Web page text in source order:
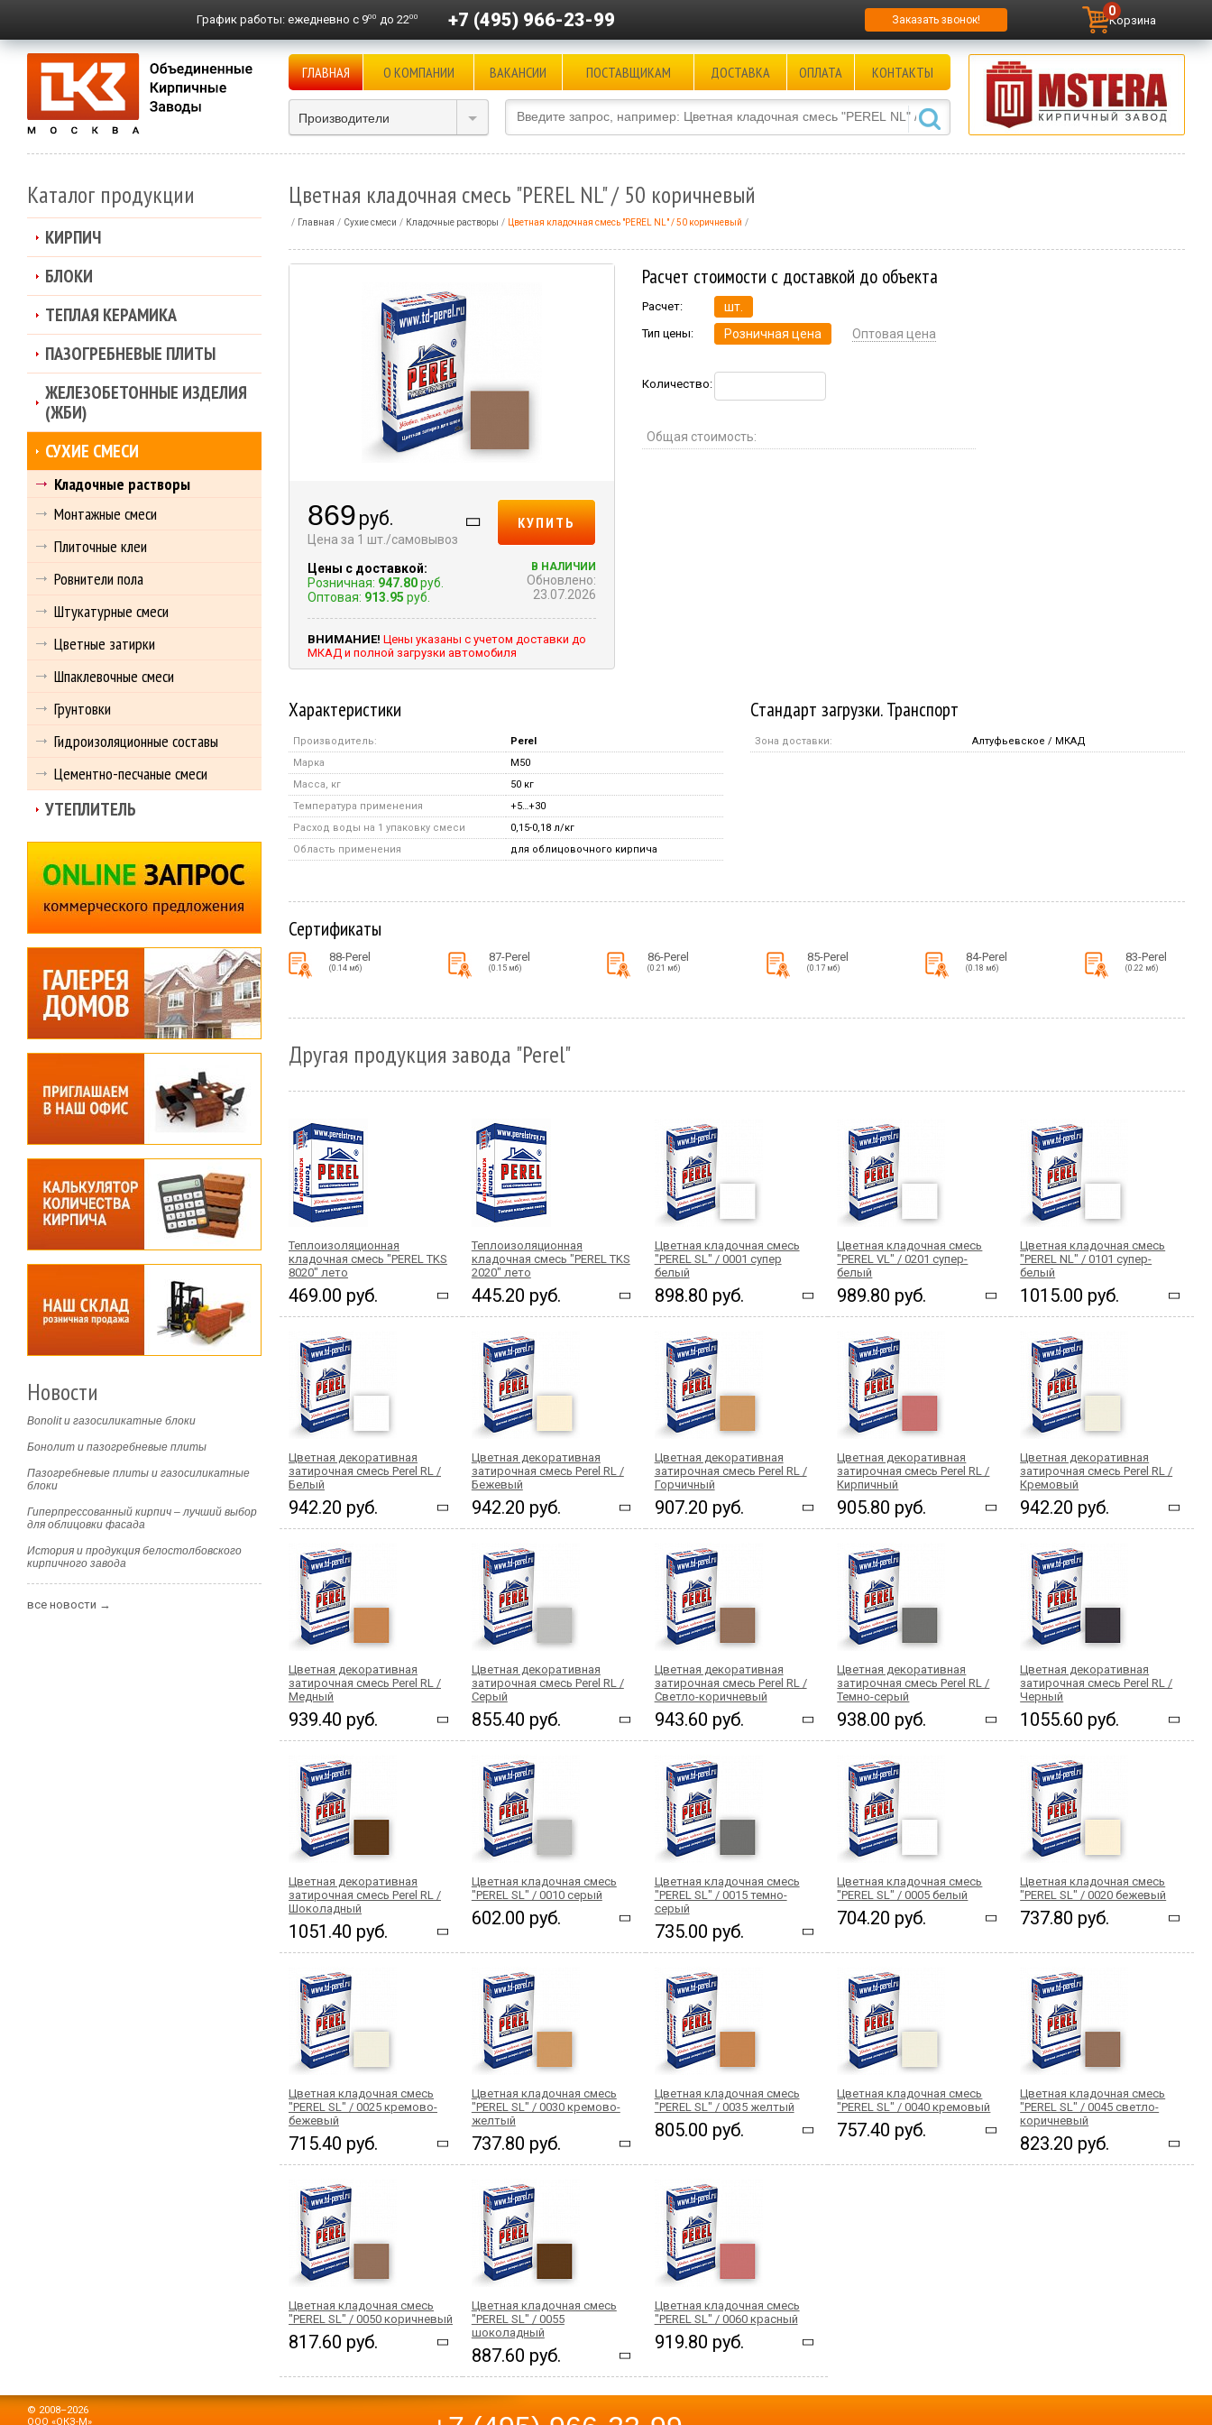
График работы: ежедневно с 900 до 2200 +7 (495) 966-23-99 Заказать звонок! Корзина
0
ГЛАВНАЯ О КОМПАНИИ ВАКАНСИИ ПОСТАВЩИКАМ ДОСТАВКА ОПЛАТА КОНТАКТЫ
Производители
Цветная кладочная смесь "PEREL NL" / 50 коричневый
Главная Сухие смеси Кладочные растворы Цветная кладочная смесь "PEREL NL" / 50 коричневый
869 руб.
Цена за 1 шт./самовывоз
Цены с доставкой:
Розничная: 947.80руб.
Оптовая: 913.95 руб.
КУПИТЬ
В НАЛИЧИИ
Обновлено:
23.07.2026
ВНИМАНИЕ! Цены указаны с учетом доставки до
МКАД и полной загрузки автомобиля
Расчет стоимости с доставкой до объекта
Расчет: шт.
Тип цены: Розничная цена Оптовая цена
Количество:
Общая стоимость:
Характеристики
Производитель:
Perel
Марка
M50
Масса, кг
50 кг
Температура применения
+5…+30
Расход воды на 1 упаковку смеси
0,15-0,18 л/кг
Область применения
для облицовочного кирпича
Стандарт загрузки. Транспорт
Зона доставки: Алтуфьевское / МКАД
Сертификаты
88-Perel
(0.14 мб)
87-Perel
(0.15 мб)
86-Perel
(0.21 мб)
85-Perel
(0.17 мб)
84-Perel
(0.18 мб)
83-Perel
(0.22 мб)
Другая продукция завода "Perel"
Теплоизоляционная
кладочная смесь "PEREL TKS
8020" лето
469.00 руб.
Теплоизоляционная
кладочная смесь "PEREL TKS
2020" лето
445.20 руб.
Цветная кладочная смесь
"PEREL SL" / 0001 супер
белый
898.80 руб.
Цветная кладочная смесь
"PEREL VL" / 0201 супер-
белый
989.80 руб.
Цветная кладочная смесь
"PEREL NL" / 0101 супер-
белый
1015.00 руб.
Цветная декоративная
затирочная смесь Perel RL /
Белый
942.20 руб.
Цветная декоративная
затирочная смесь Perel RL /
Бежевый
942.20 руб.
Цветная декоративная
затирочная смесь Perel RL /
Горчичный
907.20 руб.
Цветная декоративная
затирочная смесь Perel RL /
Кирпичный
905.80 руб.
Цветная декоративная
затирочная смесь Perel RL /
Кремовый
942.20 руб.
Цветная декоративная
затирочная смесь Perel RL /
Медный
939.40 руб.
Цветная декоративная
затирочная смесь Perel RL /
Серый
855.40 руб.
Цветная декоративная
затирочная смесь Perel RL /
Светло-коричневый
943.60 руб.
Цветная декоративная
затирочная смесь Perel RL /
Темно-серый
938.00 руб.
Цветная декоративная
затирочная смесь Perel RL /
Черный
1055.60 руб.
Цветная декоративная
затирочная смесь Perel RL /
Шоколадный
1051.40 руб.
Цветная кладочная смесь
"PEREL SL" / 0010 серый
602.00 руб.
Цветная кладочная смесь
"PEREL SL" / 0015 темно-
серый
735.00 руб.
Цветная кладочная смесь
"PEREL SL" / 0005 белый
704.20 руб.
Цветная кладочная смесь
"PEREL SL" / 0020 бежевый
737.80 руб.
Цветная кладочная смесь
"PEREL SL" / 0025 кремово-
бежевый
715.40 руб.
Цветная кладочная смесь
"PEREL SL" / 0030 кремово-
желтый
737.80 руб.
Цветная кладочная смесь
"PEREL SL" / 0035 желтый
805.00 руб.
Цветная кладочная смесь
"PEREL SL" / 0040 кремовый
757.40 руб.
Цветная кладочная смесь
"PEREL SL" / 0045 светло-
коричневый
823.20 руб.
Цветная кладочная смесь
"PEREL SL" / 0050 коричневый
817.60 руб.
Цветная кладочная смесь
"PEREL SL" / 0055
шоколадный
887.60 руб.
Цветная кладочная смесь
"PEREL SL" / 0060 красный
919.80 руб.
Каталог продукции
КИРПИЧ
БЛОКИ
ТЕПЛАЯ КЕРАМИКА
ПАЗОГРЕБНЕВЫЕ ПЛИТЫ
ЖЕЛЕЗОБЕТОННЫЕ ИЗДЕЛИЯ
(ЖБИ)
СУХИЕ СМЕСИ
Кладочные растворы
Монтажные смеси
Плиточные клеи
Ровнители пола
Штукатурные смеси
Цветные затирки
Шпаклевочные смеси
Грунтовки
Гидроизоляционные составы
Цементно-песчаные смеси
УТЕПЛИТЕЛЬ
Новости
Bonolit и газосиликатные блоки
Бонолит и пазогребневые плиты
Пазогребневые плиты и газосиликатные
блоки
Гиперпрессованный кирпич – лучший выбор
для облицовки фасада
История и продукция белостолбовского
кирпичного завода
все новости →
© 2008–2026
ООО «ОКЗ-М»